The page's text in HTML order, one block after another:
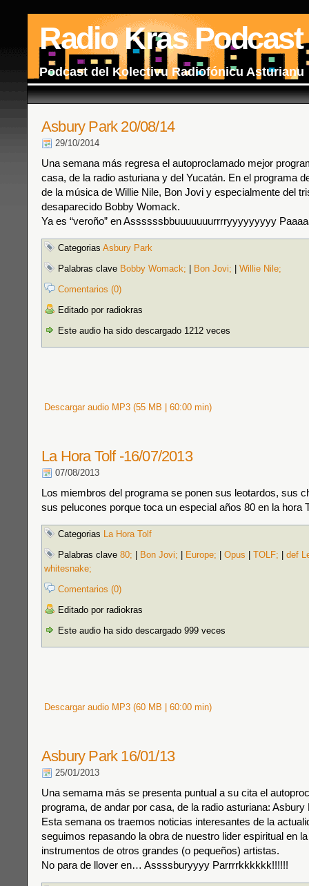
Radio Kras Podcast
Podcast del Kolectivu Radiofónicu Asturianu
Asbury Park 20/08/14
29/10/2014
Una semana más regresa el autoproclamado mejor
casa, de la radio asturiana y del Yucatán. En el programa
de la música de Willie Nile, Bon Jovi y especialmente del
desaparecido Bobby Womack.
Ya es “veroño” en Assssssbbuuuuuuurrrryyyyyyyyy
Categorias Asbury Park
Palabras clave Bobby Womack; Bon Jovi;
Willie Nile;
Comentarios (0)
Editado por radiokras
Este audio ha sido descargado 1212 veces
Descargar audio MP3 (55 MB | 60:00 min)
La Hora Tolf -16/07/2013
07/08/2013
Los miembros del programa se ponen sus leotardos, sus
sus pelucones porque toca un especial años 80 en la hora
Categorias La Hora Tolf
Palabras clave 80; Bon Jovi; Europe; Opus TOLF;
def
whitesnake;
Comentarios (0)
Editado por radiokras
Este audio ha sido descargado 999 veces
Descargar audio MP3 (60 MB | 60:00 min)
Asbury Park 16/01/13
25/01/2013
Una semama más se presenta puntual a su cita el
programa, de andar por casa, de la radio asturiana: Asbury
Esta semana os traemos noticias interesantes de la
seguimos repasando la obra de nuestro lider espiritual en
instrumentos de otros grandes (o pequeños) artistas.
No para de llover en… Assssburyyyy Parrrrkkkkkk!!!!!!